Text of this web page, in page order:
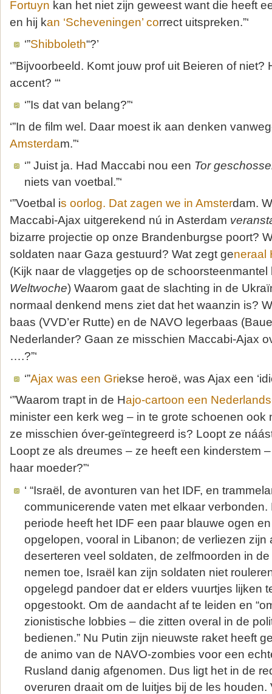
Fortuyn kan het niet zijn geweest want die heeft
en hij kan ‘Scheveningen’ correct uitspreken.”‘
‘”Shibboleth“?’
‘”Bijvoorbeeld. Komt jouw prof uit Beieren of niet?
accent? “‘
‘”Is dat van belang?”‘
‘”In de film wel. Daar moest ik aan denken
Amsterdam.”‘
‘” Juist ja. Had Maccabi nou een Tor
niets van voetbal.”‘
‘”Voetbal is oorlog. Dat zagen we in Amsterdam.
Maccabi-Ajax uitgerekend nú in Asterdam
bizarre projectie op onze Brandenburgse poort?
soldaten naar Gaza gestuurd? Wat zegt generaal
(Kijk naar de vlaggetjes op de schoorsteenmantel
Weltwoche) Waarom gaat de slachting in de
normaal denkend mens ziet dat het waanzin is?
baas (VVD’er Rutte) en de NAVO legerbaas
Nederlander? Gaan ze misschien Maccabi-Ajax
….?”‘
‘”Ajax was een Griekse heroë, was Ajax een
‘”Waarom trapt in de Hajo-cartoon een
minister een kerk weg – in te grote schoenen ook
ze misschien óver-geïntegreerd is? Loopt ze
Loopt ze als dreumes – ze heeft een kinderstem
haar moeder?”‘
‘ “Israël, de avonturen van het IDF, en
communicerende vaten met elkaar verbonden.
periode heeft het IDF een paar blauwe ogen
opgelopen, vooral in Libanon; de verliezen zijn
deserteren veel soldaten, de zelfmoorden in
nemen toe, Israël kan zijn soldaten niet
opgelegd pandoer dat er elders vuurtjes lijken
opgestookt. Om de aandacht af te leiden en
zionistische lobbies – die zitten overal in de
bedienen.” Nu Putin zijn nieuwste raket heeft
de animo van de NAVO-zombies voor een
Rusland danig afgenomen. Dus ligt het in de
overuren draait om de luitjes bij de les houden.